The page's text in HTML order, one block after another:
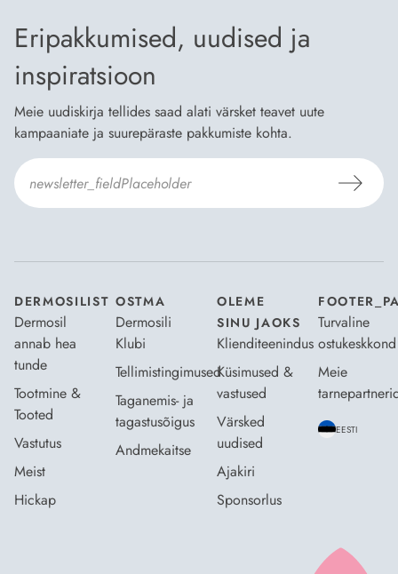
Eripakkumised, uudised ja
inspiratsioon
Meie uudiskirja tellides saad alati värsket teavet uute
kampaaniate ja suurepäraste pakkumiste kohta.
DERMOSILIST
Dermosil
annab hea
tunde
Tootmine &
Tooted
Vastutus
Meist
Hickap
OSTMA
Dermosili
Klubi
Tellimistingimused
Taganemis- ja
tagastusõigus
Andmekaitse
OLEME
SINU JAOKS
Klienditeenindus
Küsimused &
vastused
Värsked
uudised
Ajakiri
Sponsorlus
Turvaline
ostukeskkond
Meie
EESTI